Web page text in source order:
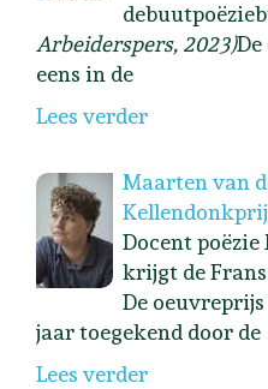
Arbeiderspers, 2023)
eens in de
Lees verder
Maarten van
Docent
krijgt de
De
jaar toegekend door de
Lees verder